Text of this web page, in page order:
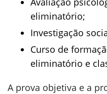
eliminatório;
Investigação
Curso de
eliminatório e
A prova objetiva e a